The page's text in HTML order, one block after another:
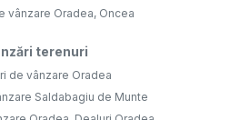
vânzare Oradea, Oncea
terenuri
de vânzare Oradea
Saldabagiu de Munte